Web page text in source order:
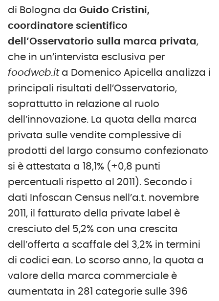
di Bologna da Guido Cristini,
coordinatore scientifico
dell’Osservatorio sulla marca privata,
che in un’intervista esclusiva per
foodweb.ita Domenico Apicella analizza i
principali risultati dell’Osservatorio,
soprattutto in relazione al ruolo
dell’innovazione. La quota della marca
privata sulle vendite complessive di
prodotti del largo consumo confezionato
si è attestata a 18,1% (+0,8 punti
percentuali rispetto al 2011). Secondo i
dati Infoscan Census nell’a.t. novembre
2011, il fatturato della private label è
cresciuto del 5,2% con una crescita
dell’offerta a scaffale del 3,2% in termini
di codici ean. Lo scorso anno, la quota a
valore della marca commerciale è
aumentata in 281 categorie sulle 396